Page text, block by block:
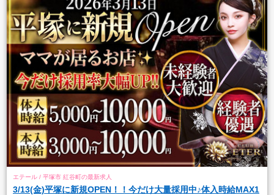
エテール / 平塚市 紅谷町の最新求人
3/13(金)平塚に新規OPEN！！今だけ大量採用中♪体入時給MAX1